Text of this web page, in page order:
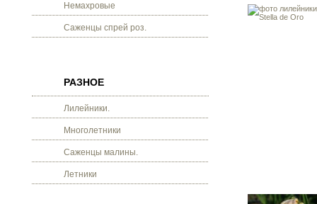
Немахровые
Саженцы спрей роз.
РАЗНОЕ
Лилейники.
Многолетники
Саженцы малины.
Летники